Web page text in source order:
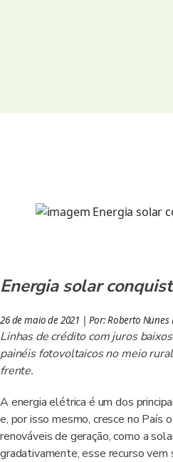
Energia solar
26 de maio de 2021 | Por: Roberto Nunes
Linhas de crédito com juros
painéis fotovoltaicos no meio
frente.
A energia elétrica é um dos
e, por isso mesmo, cresce no País
renováveis de geração, como a
gradativamente, esse recurso